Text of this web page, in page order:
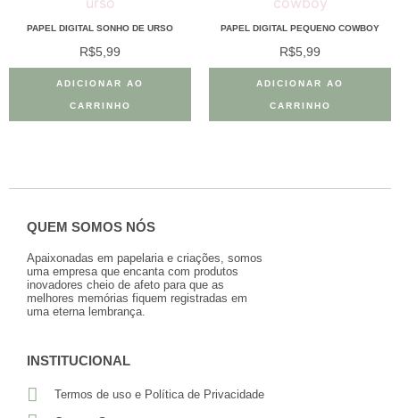
PAPEL DIGITAL SONHO DE URSO
R$5,99
ADICIONAR AO
CARRINHO
PAPEL DIGITAL PEQUENO COWBOY
R$5,99
ADICIONAR AO
CARRINHO
QUEM SOMOS NÓS
Apaixonadas em papelaria e criações, somos
uma empresa que encanta com produtos
inovadores cheio de afeto para que as
melhores memórias fiquem registradas em
uma eterna lembrança.
INSTITUCIONAL
Termos de uso e Política de Privacidade